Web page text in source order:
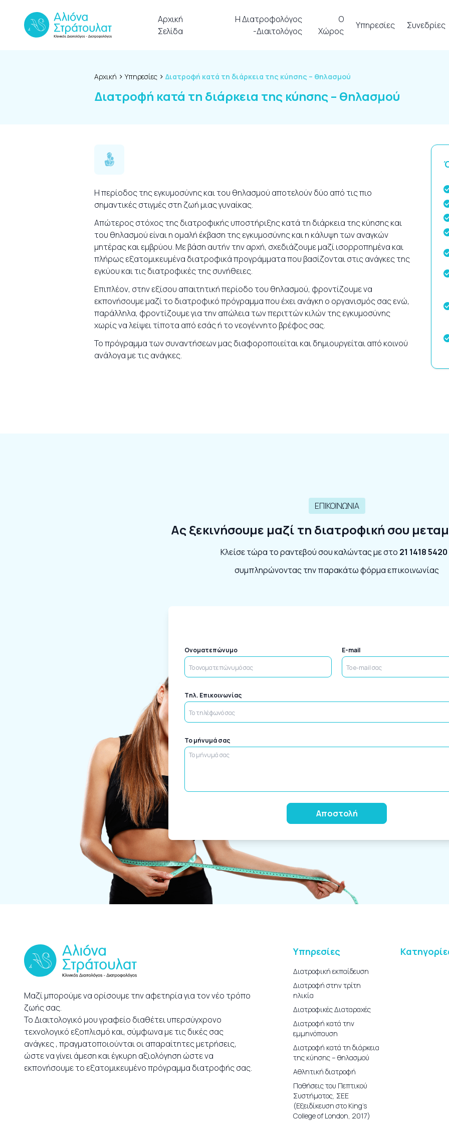
Αρχική
Σελίδα
Η Διατροφολόγος
-Διαιτολόγος
Ο
Χώρος
Υπηρεσίες Συνεδρίες
Αρχική › Υπηρεσίες › Διατροφή κατά τη διάρκεια της κύησης – θηλασμού
Διατροφή κατά τη διάρκεια της κύησης – θηλασμού
Η περίοδος της εγκυμοσύνης και του θηλασμού αποτελούν δύο από τις πιο
σημαντικές στιγμές στη ζωή μιας γυναίκας.
Απώτερος στόχος της διατροφικής υποστήριξης κατά τη διάρκεια της κύησης και
του θηλασμού είναι η ομαλή έκβαση της εγκυμοσύνης και η κάλυψη των αναγκών
μητέρας και εμβρύου. Με βάση αυτήν την αρχή, σχεδιάζουμε μαζί ισορροπημένα και
πλήρως εξατομικευμένα διατροφικά προγράμματα που βασίζονται στις ανάγκες της
εγκύου και τις διατροφικές της συνήθειες.
Επιπλέον, στην εξίσου απαιτητική περίοδο του θηλασμού, φροντίζουμε να
εκπονήσουμε μαζί το διατροφικό πρόγραμμα που έχει ανάγκη ο οργανισμός σας ενώ,
παράλληλα, φροντίζουμε για την απώλεια των περιττών κιλών της εγκυμοσύνης
χωρίς να λείψει τίποτα από εσάς ή το νεογέννητο βρέφος σας.
Το πρόγραμμα των συναντήσεων μας διαφοροποιείται και δημιουργείται από κοινού
ανάλογα με τις ανάγκες.
ΕΠΙΚΟΙΝΩΝΙΑ
Ας ξεκινήσουμε μαζί τη διατροφική σου
Κλείσε τώρα το ραντεβού σου καλώντας με στο 21 1418 5420
συμπληρώνοντας την παρακάτω φόρμα επικοινωνίας
Ονοματεπώνυμο E-mail
Tηλ. Επικοινωνίας
Το μήνυμά σας
Μαζί μπορούμε να ορίσουμε την αφετηρία για τον νέο τρόπο
ζωής σας.
Το Διαιτολογικό μου γραφείο διαθέτει υπερσύγχρονο
τεχνολογικό εξοπλισμό και, σύμφωνα με τις δικές σας
ανάγκες , πραγματοποιούνται οι απαραίτητες μετρήσεις,
ώστε να γίνει άμεση και έγκυρη αξιολόγηση ώστε να
εκπονήσουμε το εξατομικευμένο πρόγραμμα διατροφής σας.
Υπηρεσίες
Διατροφική εκπαίδευση
Διατροφή στην τρίτη
ηλικία
Διατροφικές Διαταραχές
Διατροφή κατά την
εμμηνόπαυση
Διατροφή κατά τη διάρκεια
της κύησης – θηλασμού
Αθλητική διατροφή
Παθήσεις του Πεπτικού
Συστήματος, ΣΕΕ
(Εξειδίκευση στο King’s
College of London, 2017)